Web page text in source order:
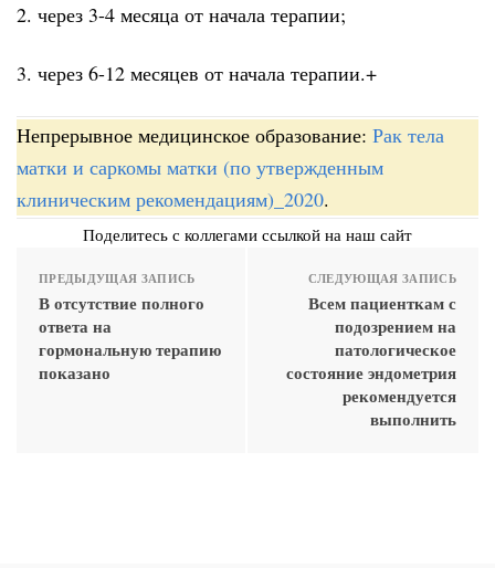
2. через 3-4 месяца от начала терапии;
3. через 6-12 месяцев от начала терапии.+
Непрерывное медицинское образование: Рак тела
матки и саркомы матки (по утвержденным
клиническим рекомендациям)_2020.
Поделитесь с коллегами ссылкой на наш сайт
ПРЕДЫДУЩАЯ ЗАПИСЬ
В отсутствие полного
ответа на
гормональную терапию
показано
СЛЕДУЮЩАЯ ЗАПИСЬ
Всем пациенткам с
подозрением на
патологическое
состояние эндометрия
рекомендуется
выполнить